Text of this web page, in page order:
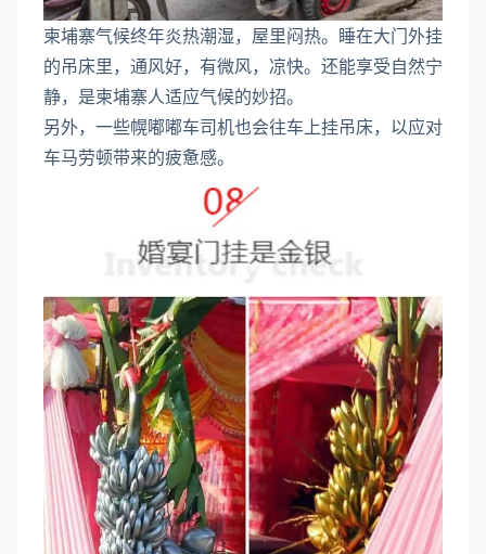
柬埔寨气候终年炎热潮湿，屋里闷热。睡在大门外挂
的吊床里，通风好，有微风，凉快。还能享受自然宁
静，是柬埔寨人适应气候的妙招。
另外，一些幌嘟嘟车司机也会往车上挂吊床，以应对
车马劳顿带来的疲惫感。